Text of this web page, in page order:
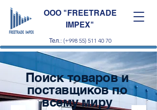
OOO "FREETRADE
IMPEX"
Тел.: (+998 55) 511 40 70
Поиск товаров и
поставщиков по
всему миру